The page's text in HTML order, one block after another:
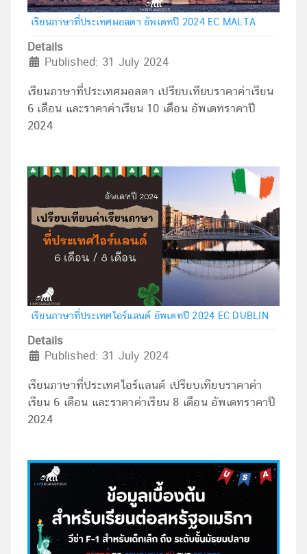
เรียนภาษาที่ประเทศมอลตา อัพเดทปี 2024 EC MALTA
Details
Published: 31 July 2024
เรียนภาษาที่ประเทศมอลตา เปรียบเทียบราคาค่าเรียน
6 เดือน และราคาค่าเรียน 10 เดือน อัพเดทราคาปี
2024
เรียนภาษาที่ประเทศไอร์แลนด์ อัพเดทปี 2024 EC DUBLIN
Details
Published: 31 July 2024
เรียนภาษาที่ประเทศไอร์แลนด์ เปรียบเทียบราคาค่า
เรียน 6 เดือน และราคาค่าเรียน 8 เดือน อัพเดทราคาปี
2024